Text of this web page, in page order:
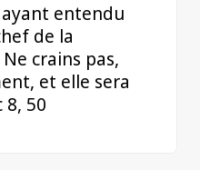
ayant entendu
de la
crains pas,
et elle sera
8, 50